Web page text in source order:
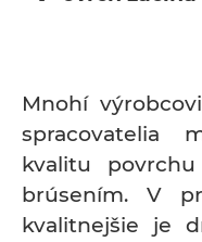
Mnohí
spracovatelia
kvalitu
brúsením. V
kvalitnejšie je